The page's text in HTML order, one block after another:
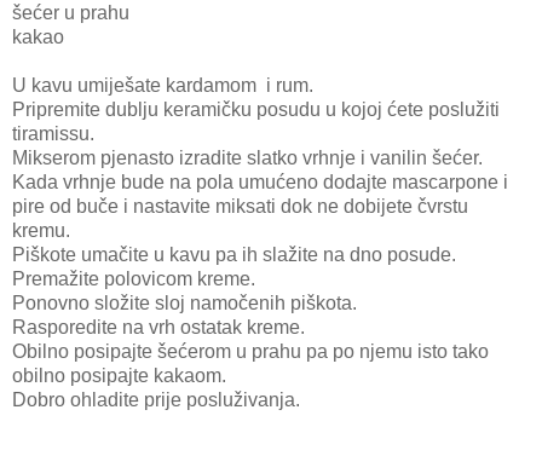
šećer u prahu
kakao
U kavu umiješate kardamom i rum.
Pripremite dublju keramičku posudu u kojoj ćete poslužiti
tiramissu.
Mikserom pjenasto izradite slatko vrhnje i vanilin šećer.
Kada vrhnje bude na pola umućeno dodajte mascarpone i
pire od buče i nastavite miksati dok ne dobijete čvrstu
kremu.
Piškote umačite u kavu pa ih slažite na dno posude.
Premažite polovicom kreme.
Ponovno složite sloj namočenih piškota.
Rasporedite na vrh ostatak kreme.
Obilno posipajte šećerom u prahu pa po njemu isto tako
obilno posipajte kakaom.
Dobro ohladite prije posluživanja.